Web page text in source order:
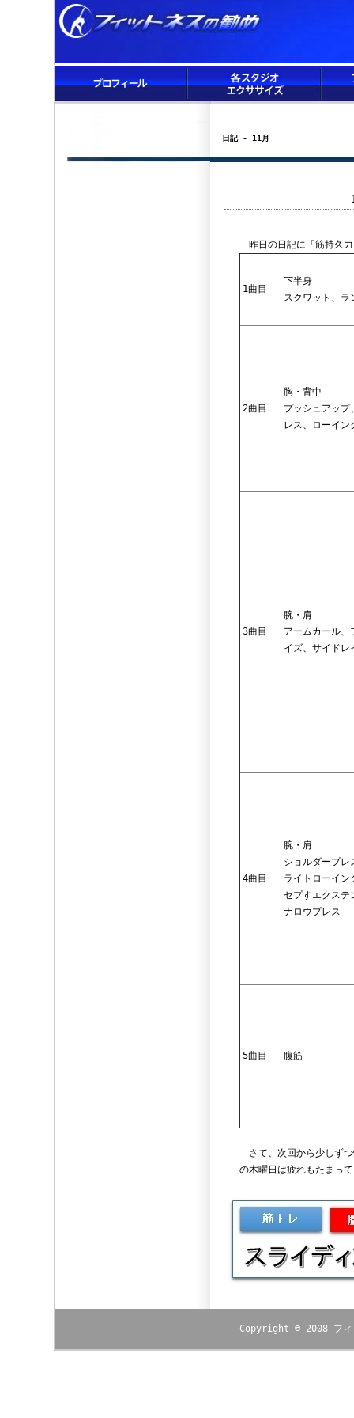
日記 - 11月
昨日の日記に「筋持久力
1曲目
下半身
スクワット、ラ
2曲目
胸・背中
プッシュアップ
レス、ローイン
3曲目
腕・肩
アームカール、
イズ、サイドレ
4曲目
腕・肩
ショルダープレ
ライトローイン
セプすエクステ
ナロウプレス
5曲目 腹筋
さて、次回から少しずつ
の木曜日は疲れもたまっ
Copyright © 2008 フ